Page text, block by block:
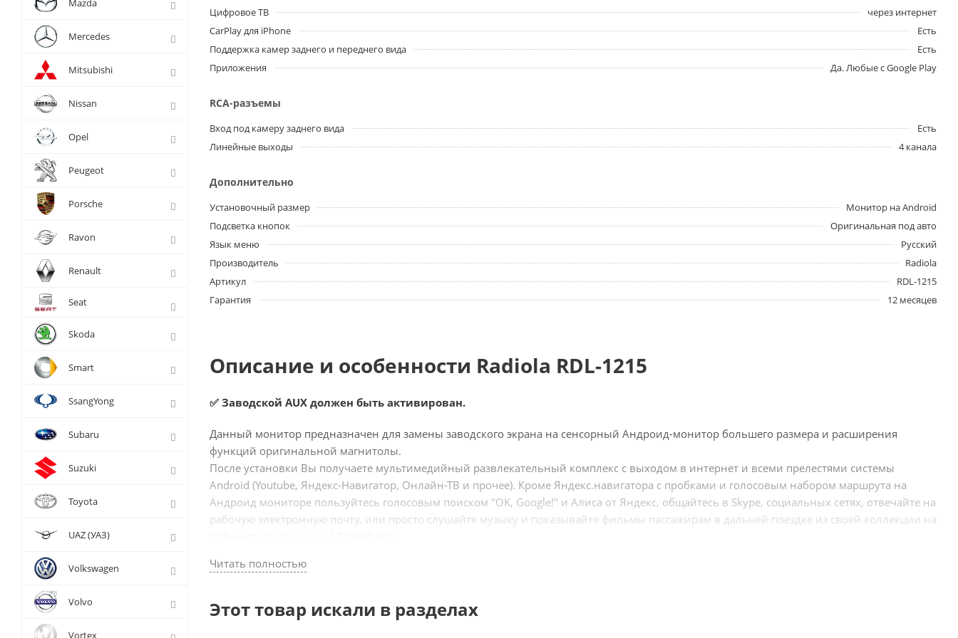
Цифровое ТВ
через интернет
CarPlay для iPhone
Есть
Поддержка камер заднего и переднего вида
Есть
Приложения
Да. Любые с Google Play
RCA-разъемы
Вход под камеру заднего вида
Есть
Линейные выходы
4 канала
Дополнительно
Установочный размер
Монитор на Android
Подсветка кнопок
Оригинальная под авто
Язык меню
Русский
Производитель
Radiola
Артикул
RDL-1215
Гарантия
12 месяцев
Описание и особенности Radiola RDL-1215
✅ Заводской AUX должен быть активирован.
Данный монитор предназначен для замены заводского экрана на сенсорный Андроид-монитор большего размера и расширения
функций оригинальной магнитолы.
После установки Вы получаете мультимедийный развлекательный комплекс с выходом в интернет и всеми прелестями системы
Android (Youtube, Яндекс-Навигатор, Онлайн-ТВ и прочее). Кроме Яндекс.навигатора с пробками и голосовым набором маршрута на
Андроид мониторе пользуйтесь голосовым поиском "OK, Google!" и Алиса от Яндекс, общайтесь в Skype, социальных сетях, отвечайте на
рабочую электронную почту, или просто слушайте музыку и показывайте фильмы пассажирам в дальней поездке из своей коллекции на
Подключение происходит к штатным разъемам автомобиля (Pin to Pin). Управление системой происходит при помощи штатных кнопок
Штатные функции оригинальной системы автомобиля сохраняются.
Читать полностью
Этот товар искали в разделах
Mazda
Mercedes
Mitsubishi
Nissan
Opel
Peugeot
Porsche
Ravon
Renault
Seat
Skoda
Smart
SsangYong
Subaru
Suzuki
Toyota
UAZ (УАЗ)
Volkswagen
Volvo
Vortex